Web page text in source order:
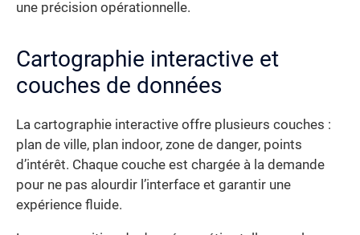
une précision opérationnelle.
Cartographie interactive et
couches de données
La cartographie interactive offre plusieurs couches :
plan de ville, plan indoor, zone de danger, points
d’intérêt. Chaque couche est chargée à la demande
pour ne pas alourdir l’interface et garantir une
expérience fluide.